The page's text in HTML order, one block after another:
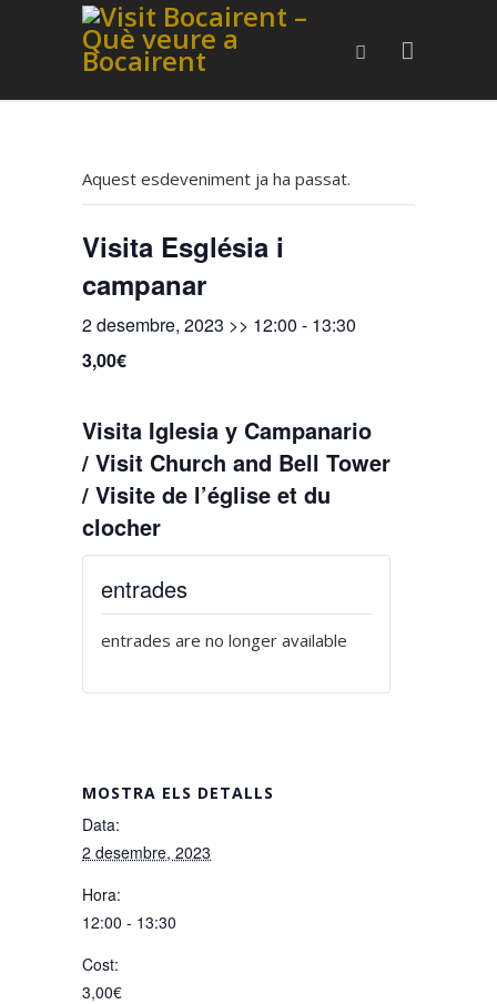
Aquest esdeveniment ja ha passat.
Visita Església i
campanar
2 desembre, 2023 >> 12:00 - 13:30
3,00€
Visita Iglesia y Campanario
/ Visit Church and Bell Tower
/ Visite de l’église et du
clocher
MOSTRA ELS DETALLS
Data:
2 desembre, 2023
Hora:
12:00 - 13:30
Cost:
3,00€
entrades
entrades are no longer available